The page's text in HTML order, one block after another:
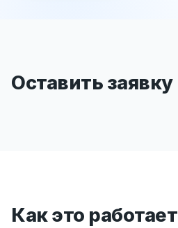
Оставить заявку
Как это работает